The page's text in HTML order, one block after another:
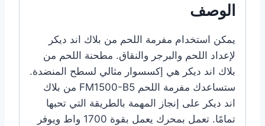
الوصف
يمكن استخدام مفرمة اللحم من بلاك اند ديكر
لإعداد اللحم والبرجر والنقاق. مطحنة اللحم من
بلاك اند ديكر هي إكسسوار مثالي لسطح المنضدة.
ستساعدك مفرمة اللحم FM1500-B5 من بلاك
اند ديكر على إنجاز المهمة بالطريقة التي تحبها
تمامًا. تعمل بمحرك يعمل بقوة 1700 واط ويوفر